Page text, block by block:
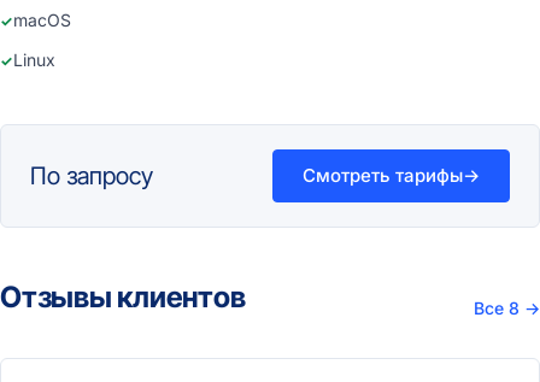
macOS
Linux
По запросу Смотреть тарифы→
Отзывы клиентов Все 8 →